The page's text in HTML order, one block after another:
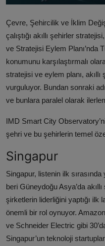
Çevre, Şehircilik ve İklim
çalıştığı akıllı şehirler
ve Stratejisi Eylem Planı’nda
konumunu karşılaştırmalı
stratejisi ve eylem planı,
vurguluyor. Bundan sonraki
ve bunlara paralel olarak
IMD Smart City
şehri ve bu şehirlerin temel
Singapur
Singapur, listenin ilk sırasında
beri Güneydoğu Asya’da
şirketlerin liderliğini yaptığı ilk
önemli bir rol oynuyor.
ve Schneider Electric gibi
Singapur’un teknoloji